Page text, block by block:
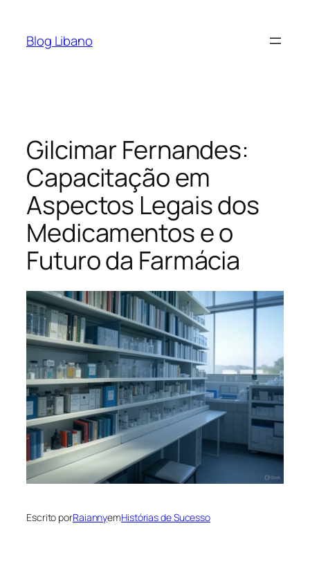
Blog Libano
Gilcimar Fernandes:
Capacitação em
Aspectos Legais dos
Medicamentos e o
Futuro da Farmácia
Escrito porRaiannyemHistórias de Sucesso